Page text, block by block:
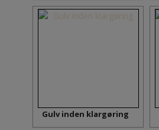
Gulv inden klargøring